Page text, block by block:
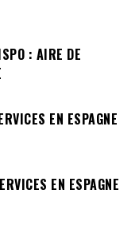
: AIRE DE
EN ESPAGNE
EN ESPAGNE